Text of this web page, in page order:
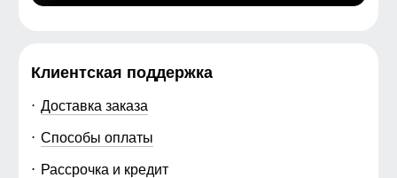
Клиентская поддержка
Доставка заказа
Способы оплаты
Рассрочка и кредит